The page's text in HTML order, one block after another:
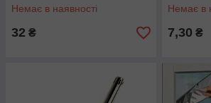
Немає в наявності
32 ₴
Немає в
7,30 ₴